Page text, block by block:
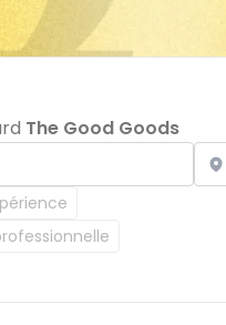
The Good Goods